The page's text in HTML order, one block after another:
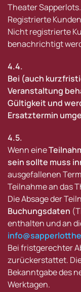
Theater Sapperlots.
Registrierte
Nicht registrierte
benachrichtigt
4.4.
Bei (auch
Veranstaltung
Gültigkeit und
Ersatztermin
4.5.
Wenn eine
sein sollte muss
ausgefallenen
Teilnahme an das
Die Absage der
Buchungsdaten
enthalten und an
Bei fristgerechter
zurückerstattet.
Bekanntgabe des
Werktagen.